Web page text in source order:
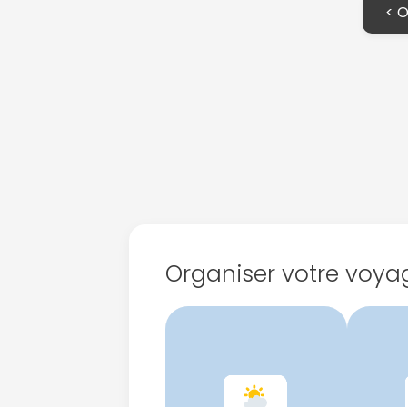
<
Organiser votre